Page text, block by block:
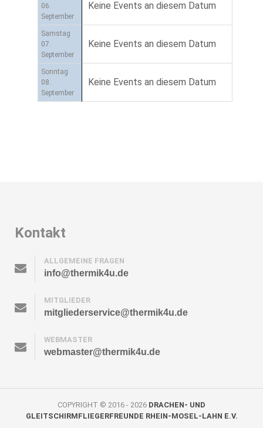
06.
September
Keine Events an diesem Datum
Samstag
07.
September
Keine Events an diesem Datum
Sonntag
08.
September
Keine Events an diesem Datum
Kontakt
ALLGEMEINE FRAGEN
info@thermik4u.de
MITGLIEDER
mitgliederservice@thermik4u.de
WEBMASTER
webmaster@thermik4u.de
COPYRIGHT © 2016 - 2026 DRACHEN- UND
GLEITSCHIRMFLIEGERFREUNDE RHEIN-MOSEL-LAHN E.V.